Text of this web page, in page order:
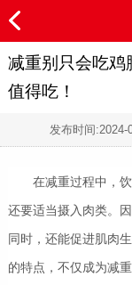
减重别只会吃鸡
值得吃！
发布时间:2024-
在减重过程中，
还要适当摄入肉类。
同时，还能促进肌肉
的特点，不仅成为减